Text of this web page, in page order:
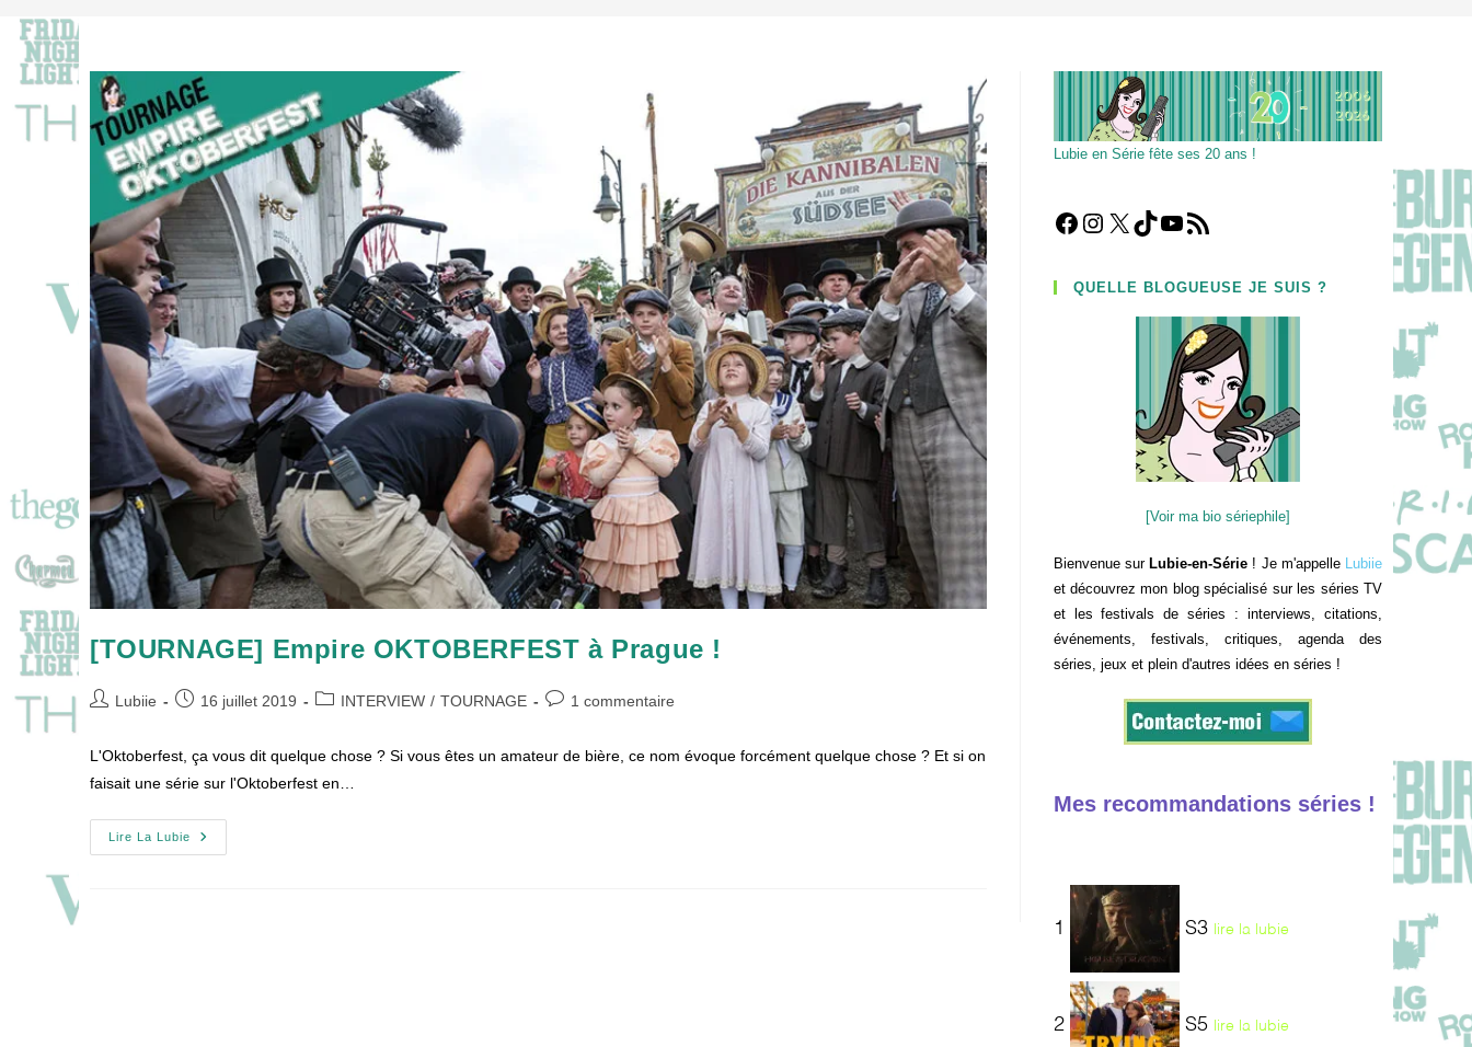
[TOURNAGE] Empire OKTOBERFEST à Prague !
Auteur/autrice
Lubiie
Publication
16 juillet 2019
PostINTERVIEW / TOURNAGE
Commentaires
publication :
1 commentaire
L'Oktoberfest, ça vous dit quelque chose ? Si vous êtes un amateur de bière, ce nom évoque forcément quelque chose ? Et si on
faisait une série sur l'Oktoberfest en…
Lire La Lubie
[TOURNAGE]
Empire
Lubie en Série fête ses 20 ans !
Facebook
Instagram
X TikTokYouTube
Flux RSS
QUELLE BLOGUEUSE JE SUIS ?
[Voir ma bio sériephile]
Bienvenue sur Lubie-en-Série ! Je m'appelle Lubiie
et découvrez mon blog spécialisé sur les séries TV
et les festivals de séries : interviews, citations,
événements, festivals, critiques, agenda des
séries, jeux et plein d'autres idées en séries !
Mes recommandations séries !
1 S3 lire la lubie
2 S5 lire la lubie